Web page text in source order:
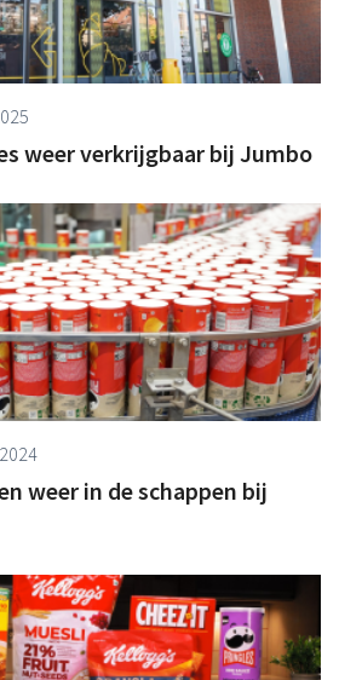
weer verkrijgbaar bij Jumbo
weer in de schappen bij